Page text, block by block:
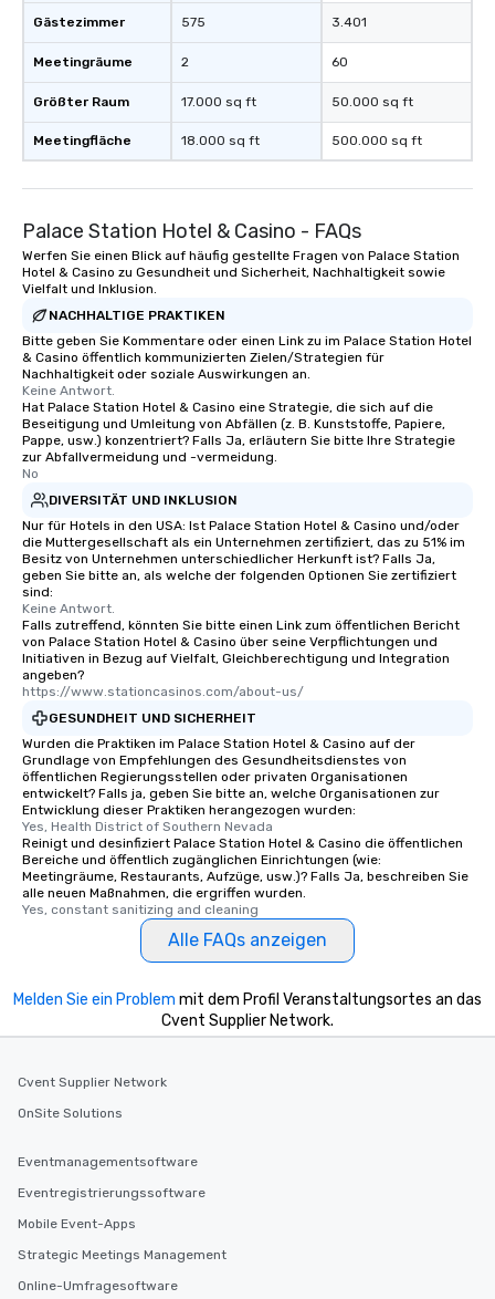
Memorable
Smacking Foodie
remember. Our one-
are special, from the
last. It’s an
leave. Location, Location, Location
convenient and
experience is
short stroll allows
members a chance to
heading to the next
itinerary. You Get a Dinner and a Show
Our tours offer an
who leads the group
offering engaging
fascinating stories.
ensuring there is
Different Types of
and your guests
discovered otherwise
at a typical corporate
in the city and dive
cuisines and dishes.
from Day to Night
key. Whether you
Gästezimmer
Meetingräume
Größter Raum
Meetingfläche
575
2
17.000 sq ft
18.000 sq ft
3.401
60
50.000 sq ft
500.000 sq ft
Palace Station Hotel & Casino - FAQs
Werfen Sie einen Blick auf häufig gestellte Fragen von Palace Station
Hotel & Casino zu Gesundheit und Sicherheit, Nachhaltigkeit sowie
Vielfalt und Inklusion.
NACHHALTIGE PRAKTIKEN
Bitte geben Sie Kommentare oder einen Link zu im Palace Station Hotel
& Casino öffentlich kommunizierten Zielen/Strategien für
Nachhaltigkeit oder soziale Auswirkungen an.
Keine Antwort.
Hat Palace Station Hotel & Casino eine Strategie, die sich auf die
Beseitigung und Umleitung von Abfällen (z. B. Kunststoffe, Papiere,
Pappe, usw.) konzentriert? Falls Ja, erläutern Sie bitte Ihre Strategie
zur Abfallvermeidung und -vermeidung.
No
DIVERSITÄT UND INKLUSION
Nur für Hotels in den USA: Ist Palace Station Hotel & Casino und/oder
die Muttergesellschaft als ein Unternehmen zertifiziert, das zu 51% im
Besitz von Unternehmen unterschiedlicher Herkunft ist? Falls Ja,
geben Sie bitte an, als welche der folgenden Optionen Sie zertifiziert
sind:
Keine Antwort.
Falls zutreffend, könnten Sie bitte einen Link zum öffentlichen Bericht
von Palace Station Hotel & Casino über seine Verpflichtungen und
Initiativen in Bezug auf Vielfalt, Gleichberechtigung und Integration
angeben?
https://www.stationcasinos.com/about-us/
GESUNDHEIT UND SICHERHEIT
Wurden die Praktiken im Palace Station Hotel & Casino auf der
Grundlage von Empfehlungen des Gesundheitsdienstes von
öffentlichen Regierungsstellen oder privaten Organisationen
entwickelt? Falls ja, geben Sie bitte an, welche Organisationen zur
Entwicklung dieser Praktiken herangezogen wurden:
Yes, Health District of Southern Nevada
Reinigt und desinfiziert Palace Station Hotel & Casino die öffentlichen
Bereiche und öffentlich zugänglichen Einrichtungen (wie:
Meetingräume, Restaurants, Aufzüge, usw.)? Falls Ja, beschreiben Sie
alle neuen Maßnahmen, die ergriffen wurden.
Yes, constant sanitizing and cleaning
Alle FAQs anzeigen
Melden Sie ein Problem mit dem Profil Veranstaltungsortes an das
Cvent Supplier Network.
Cvent Supplier Network
OnSite Solutions
Eventmanagementsoftware
Eventregistrierungssoftware
Mobile Event-Apps
Strategic Meetings Management
Online-Umfragesoftware